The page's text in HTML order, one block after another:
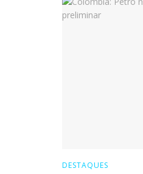
DESTAQUES